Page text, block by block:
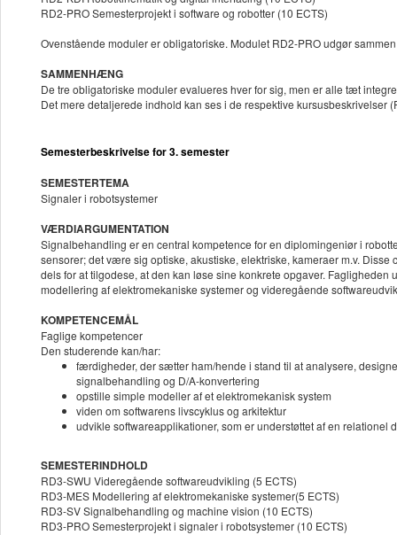
RD2-PRO Semesterprojekt i software og robotter (10 ECTS)
Ovenstående moduler er obligatoriske. Modulet RD2-PRO udgør
SAMMENHÆNG
De tre obligatoriske moduler evalueres hver for sig, men er alle tæt
Det mere detaljerede indhold kan ses i de respektive kursusbeskrivelser
Semesterbeskrivelse for 3. semester
SEMESTERTEMA
Signaler i robotsystemer
VÆRDIARGUMENTATION
Signalbehandling er en central kompetence for en diplomingeniør i
sensorer; det være sig optiske, akustiske, elektriske, kameraer m.v.
dels for at tilgodese, at den kan løse sine konkrete opgaver.
modellering af elektromekaniske systemer og videregående
KOMPETENCEMÅL
Faglige kompetencer
Den studerende kan/har:
færdigheder, der sætter ham/hende i stand til at analysere,
signalbehandling og D/A-konvertering
opstille simple modeller af et elektromekanisk system
viden om softwarens livscyklus og arkitektur
udvikle softwareapplikationer, som er understøttet af en relationel
SEMESTERINDHOLD
RD3-SWU Videregående softwareudvikling (5 ECTS)
RD3-MES Modellering af elektromekaniske systemer(5 ECTS)
RD3-SV Signalbehandling og machine vision (10 ECTS)
RD3-PRO Semesterprojekt i signaler i robotsystemer (10 ECTS)